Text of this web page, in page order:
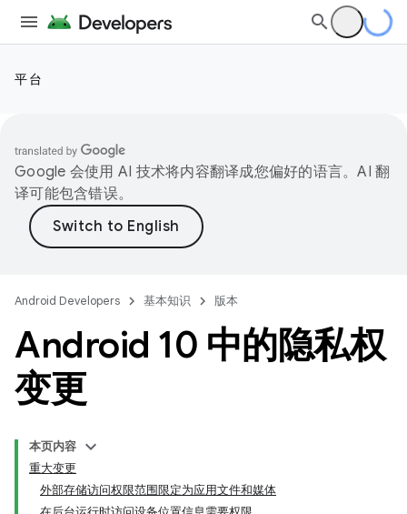
平台
Google 会使用 AI 技术将内容翻译成您偏好的语言。AI 翻
译可能包含错误。
Android Developers 基本知识 版本
Android 10 中的隐私权
变更
本页内容
重大变更
外部存储访问权限范围限定为应用文件和媒体